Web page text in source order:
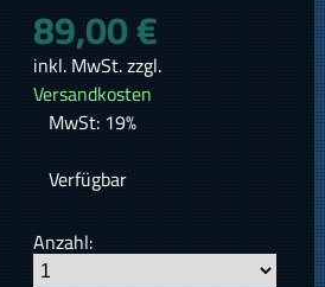
89,00 €
inkl. MwSt. zzgl.
Versandkosten
MwSt: 19%
Verfügbar
Anzahl: